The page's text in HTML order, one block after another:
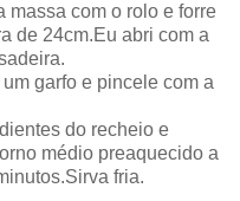
massa com o rolo e forre
de 24cm.Eu abri com a
garfo e pincele com a
do recheio e
médio preaquecido a
fria.